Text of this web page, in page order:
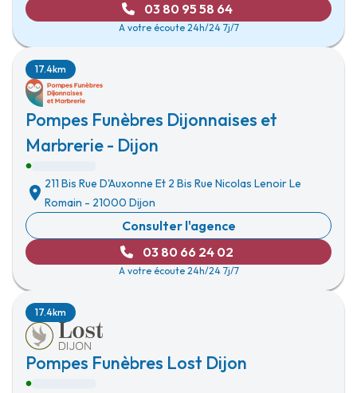
03 80 95 58 64
A votre écoute 24h/24 7j/7
Pompes Funèbres Dijonnaises et
Marbrerie - Dijon
17.4km
211 Bis Rue D'Auxonne Et 2 Bis Rue Nicolas Lenoir Le
Romain - 21000 Dijon
Consulter l'agence
03 80 66 24 02
A votre écoute 24h/24 7j/7
Pompes Funèbres Lost Dijon
17.4km